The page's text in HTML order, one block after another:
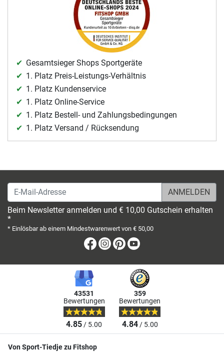
Gesamtsieger Shops Sportgeräte
1. Platz Preis-Leistungs-Verhältnis
1. Platz Kundenservice
1. Platz Online-Service
1. Platz Bestell- und Zahlungsbedingungen
1. Platz Versand / Rücksendung
E-Mail-Adresse
Beim Newsletter anmelden und € 10,00 Gutschein erhalten
*
* Einlösbar ab einem Mindestwarenwert von € 50,00
Facebook
Instagram
Pinterest
43531
Bewertungen
4.85/ 5.00
359
Bewertungen
4.84/ 5.00
Von Sport-Tiedje zu Fitshop